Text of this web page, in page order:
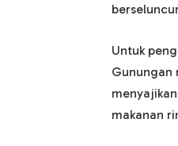
Untuk
Gunungan
makanan